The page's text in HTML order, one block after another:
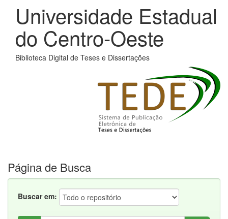
Universidade Estadual
do Centro-Oeste
Biblioteca Digital de Teses e Dissertações
Página de Busca
Buscar em: